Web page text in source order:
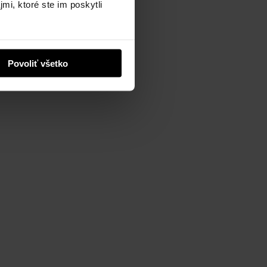
ktoré ste im poskytli
Povoliť všetko